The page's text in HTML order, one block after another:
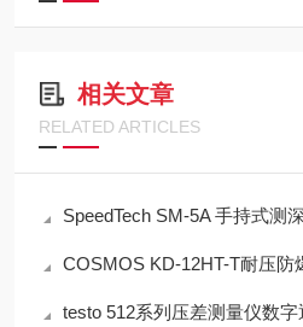
相关文章
RELATED ARTICLES
SpeedTech SM-5A 手持式测深仪操作
COSMOS KD-12HT-T耐压防爆NMP
testo 512系列压差测量仪数